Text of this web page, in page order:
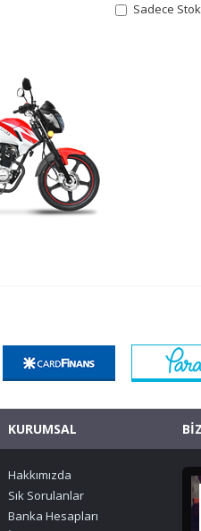
Sadece
KURUMSAL
Hakkımızda
Sık Sorulanlar
Banka Hesapları